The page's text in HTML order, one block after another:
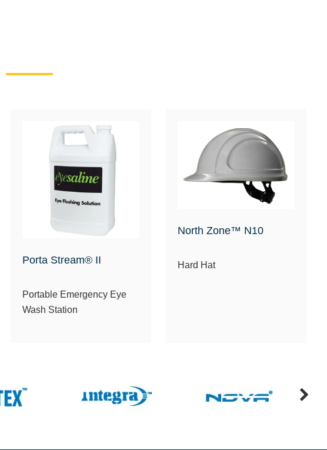
Porta Stream® II
Portable Emergency Eye
Wash Station
North Zone™ N10
Hard Hat